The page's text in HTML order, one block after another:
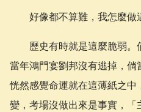
好像都不算難，我怎麼做
歷史有時就是這麼脆弱
當年鴻門宴劉邦沒有逃掉，
恍然感覺命運就在這薄紙之
變，考場沒做出來是事實，